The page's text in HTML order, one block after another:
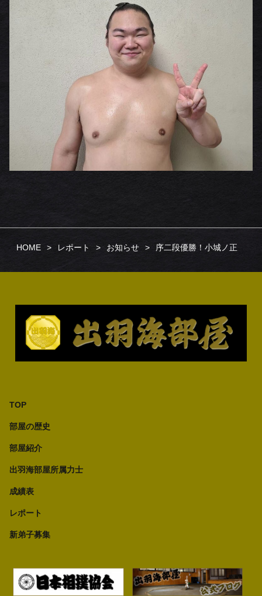
HOME レポート お知らせ 序二段優勝！小城ノ正
TOP
部屋の歴史
部屋紹介
出羽海部屋所属力士
成績表
レポート
新弟子募集